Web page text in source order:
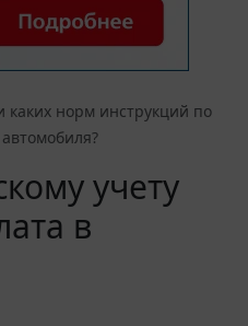
каких норм инструкций по
учету
в